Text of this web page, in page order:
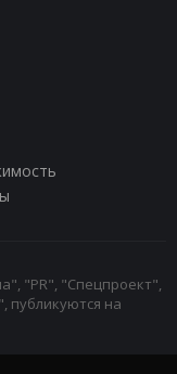
"PR", "Спецпроект",
публикуются на